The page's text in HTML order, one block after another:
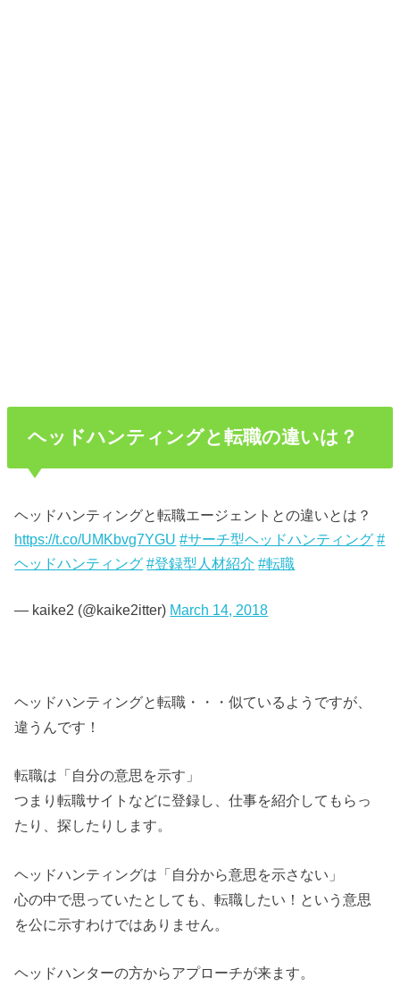
ヘッドハンティングと転職の違いは？
ヘッドハンティングと転職エージェントとの違いとは？
https://t.co/UMKbvg7YGU #サーチ型ヘッドハンティング #
ヘッドハンティング #登録型人材紹介 #転職
— kaike2 (@kaike2itter) March 14, 2018
ヘッドハンティングと転職・・・似ているようですが、
違うんです！
転職は「自分の意思を示す」
つまり転職サイトなどに登録し、仕事を紹介してもらっ
たり、探したりします。
ヘッドハンティングは「自分から意思を示さない」
心の中で思っていたとしても、転職したい！という意思
を公に示すわけではありません。
ヘッドハンターの方からアプローチが来ます。